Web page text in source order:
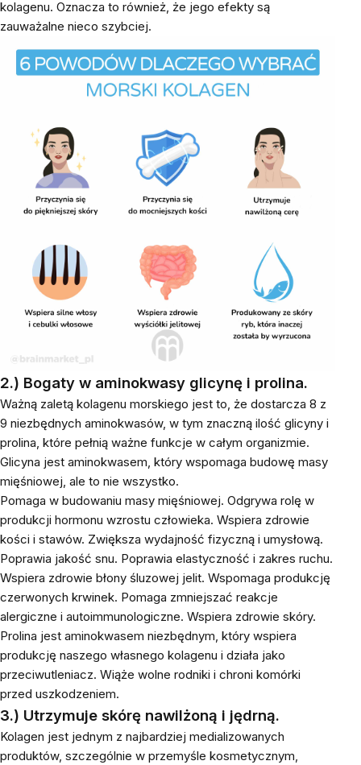
kolagenu. Oznacza to również, że jego efekty są
zauważalne nieco szybciej.
2.) Bogaty w aminokwasy glicynę i prolina.
Ważną zaletą kolagenu morskiego jest to, że dostarcza 8 z
9 niezbędnych aminokwasów, w tym znaczną ilość glicyny i
prolina, które pełnią ważne funkcje w całym organizmie.
Glicyna jest aminokwasem, który wspomaga budowę masy
mięśniowej, ale to nie wszystko.
Pomaga w budowaniu masy mięśniowej. Odgrywa rolę w
produkcji hormonu wzrostu człowieka. Wspiera zdrowie
kości i stawów. Zwiększa wydajność fizyczną i umysłową.
Poprawia jakość snu. Poprawia elastyczność i zakres ruchu.
Wspiera zdrowie błony śluzowej jelit. Wspomaga produkcję
czerwonych krwinek. Pomaga zmniejszać reakcje
alergiczne i autoimmunologiczne. Wspiera zdrowie skóry.
Prolina jest aminokwasem niezbędnym, który wspiera
produkcję naszego własnego kolagenu i działa jako
przeciwutleniacz. Wiąże wolne rodniki i chroni komórki
przed uszkodzeniem.
3.) Utrzymuje skórę nawilżoną i jędrną.
Kolagen jest jednym z najbardziej medializowanych
produktów, szczególnie w przemyśle kosmetycznym,